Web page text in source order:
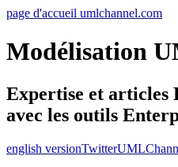
page d'accueil umlchannel.com
Modélisation
Expertise et
avec les outils
english versionTwitter